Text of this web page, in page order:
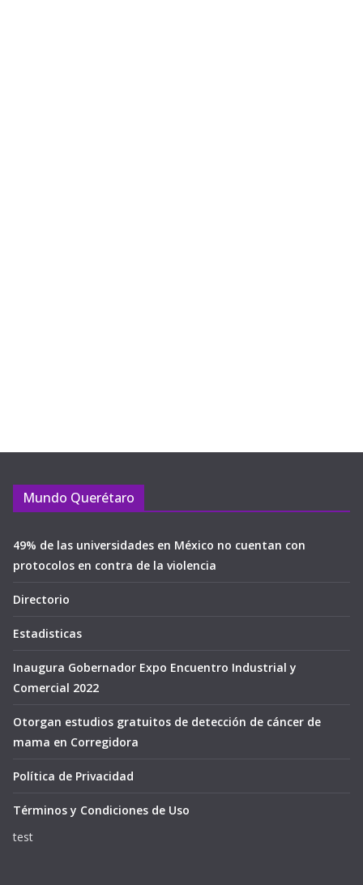
Mundo Querétaro
49% de las universidades en México no cuentan con
protocolos en contra de la violencia
Directorio
Estadisticas
Inaugura Gobernador Expo Encuentro Industrial y
Comercial 2022
Otorgan estudios gratuitos de detección de cáncer de
mama en Corregidora
Política de Privacidad
Términos y Condiciones de Uso
test